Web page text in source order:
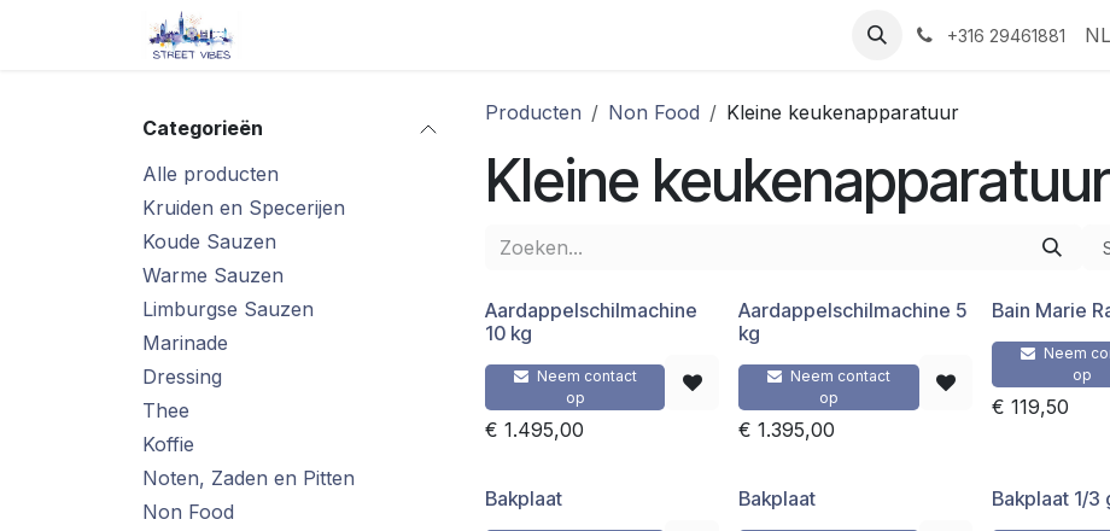
Overslaan naar inhoud
Contact +316 29461881 NL
Categorieën
Alle producten
Kruiden en Specerijen
Koude Sauzen
Warme Sauzen
Limburgse Sauzen
Marinade
Dressing
Thee
Koffie
Noten, Zaden en Pitten
Non Food
Producten Non Food Kleine keukenapparatuur
Kleine keukenapparatuur
Aardappelschilmachine
10 kg
Neem contact
op
€ 1.495,00
Aardappelschilmachine 5
kg
Neem contact
op
€1.395,00
Bain Marie
Neem
op
€119,50
Bakplaat Bakplaat Bakplaat 1/